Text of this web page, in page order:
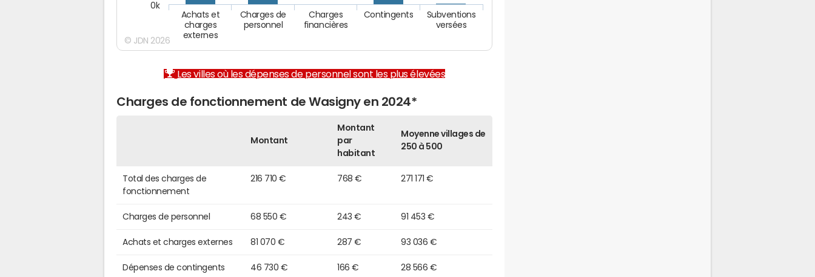
Achats et
charges
externes
Charges de
personnel
Charges
financières
Contingents
Subventions
versées
0k
© JDN 2026
Les villes où les dépenses de personnel sont les plus élevées
Charges de fonctionnement de Wasigny en 2024*
Montant
Montant
par
habitant
Moyenne villages de
250 à 500
Total des charges de
fonctionnement
216 710 € 768 € 271 171 €
Charges de personnel 68 550 € 243 € 91 453 €
Achats et charges externes 81 070 € 287 € 93 036 €
Dépenses de contingents 46 730 € 166 € 28 566 €